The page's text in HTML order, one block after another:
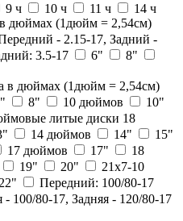
9 ч 10 ч 11 ч
14 ч
дюймах (1дюйм = 2,54см)
- 2.15-17, Задний -
3.5-17 6"
8"
в дюймах (1дюйм = 2,54см)
8" 10 дюймов
10"
литые диски 18
14 дюймов 14"
15"
17 дюймов 17"
18
19" 20"
21x7-10
22"
Передний: 100/80-17
- 100/80-17, Задняя - 120/80-17